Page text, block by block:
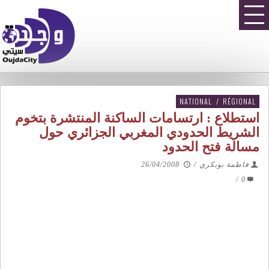
NATIONAL / RÉGIONAL
استطلاع : ارتسامات الساكنة المنتشرة بتخوم
الشريط الحدودي المغربي الجزائري حول
مسالة فتح الحدود
فاطمة بوبكري /
26/04/2008
0
/